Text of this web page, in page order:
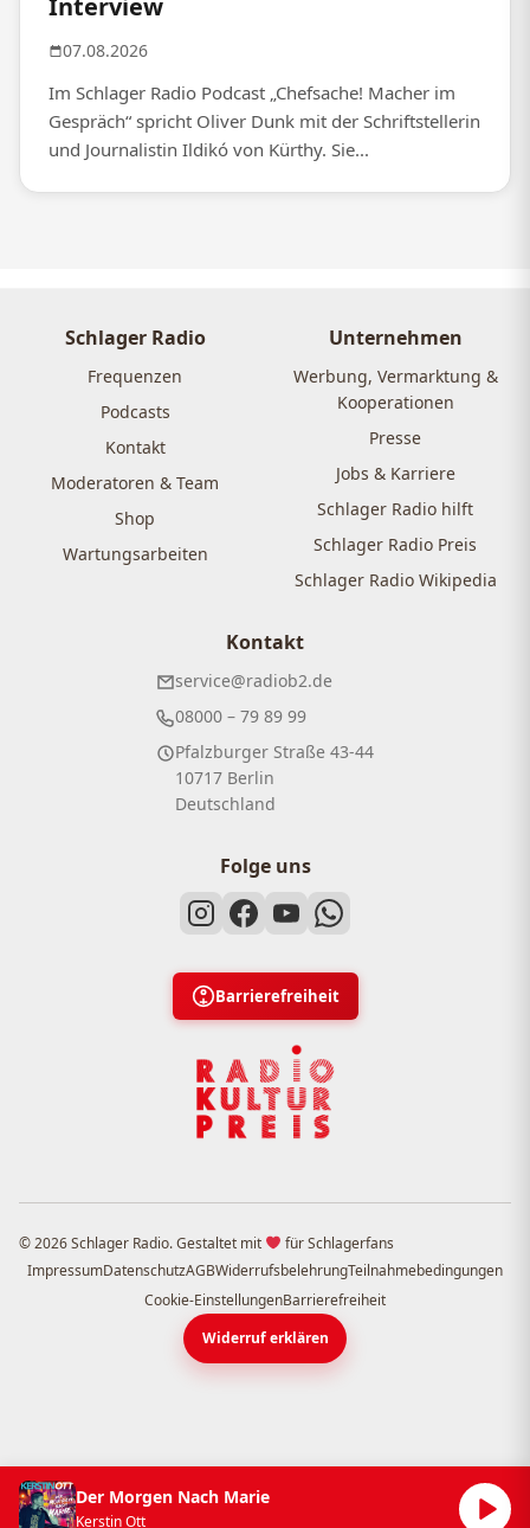
Interview
07.08.2026
Im Schlager Radio Podcast „Chefsache! Macher im
Gespräch“ spricht Oliver Dunk mit der Schriftstellerin
und Journalistin Ildikó von Kürthy. Sie...
Schlager Radio
Frequenzen
Podcasts
Kontakt
Moderatoren & Team
Shop
Wartungsarbeiten
Unternehmen
Werbung, Vermarktung &
Kooperationen
Presse
Jobs & Karriere
Schlager Radio hilft
Schlager Radio Preis
Schlager Radio Wikipedia
Kontakt
service@radiob2.de
08000 – 79 89 99
Pfalzburger Straße 43-44
10717 Berlin
Deutschland
Folge uns
Barrierefreiheit
© 2026 Schlager Radio. Gestaltet mit
für Schlagerfans
ImpressumDatenschutzAGBWiderrufsbelehrungTeilnahmebedingungen
Cookie-EinstellungenBarrierefreiheit
Widerruf erklären
Der Morgen Nach Marie
Kerstin Ott